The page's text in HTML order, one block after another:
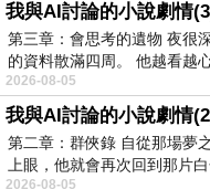
我與AI討論的小說劇情
第三章：會思考的遺物 夜很
的資料散滿四周。 他越看越
2026-08-05
我與AI討論的小說劇情
第二章：群俠錄 自從那場夢
上眼，他就會再次回到那片
2026-08-05